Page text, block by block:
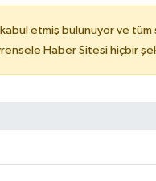
kabul etmiş bulunuyor ve tüm
Haber Sitesi hiçbir